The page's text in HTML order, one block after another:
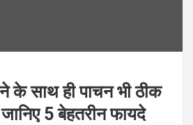
साथ ही पाचन भी ठीक
5 बेहतरीन फायदे